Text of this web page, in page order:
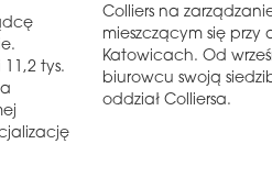
tys.
Colliers na
mieszczącym się przy
Katowicach. Od
biurowcu swoją
oddział Colliersa.